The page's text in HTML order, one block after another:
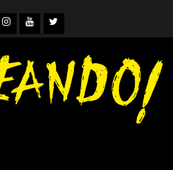
Instagram
YouTube
Twitter